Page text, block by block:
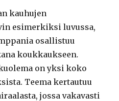
kauhujen
esimerkiksi luvussa,
osallistuu
koukkaukseen.
on yksi koko
Teema kertautuu
jossa vakavasti